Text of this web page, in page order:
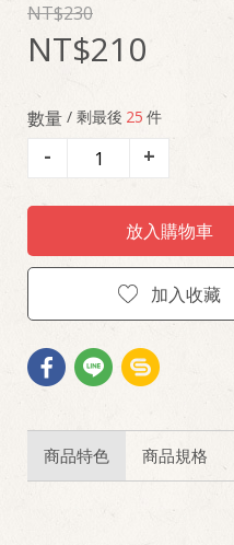
230
210
數量 / 剩最後 25 件
- +
放入購物車
加入收藏
商品特色 商品規格